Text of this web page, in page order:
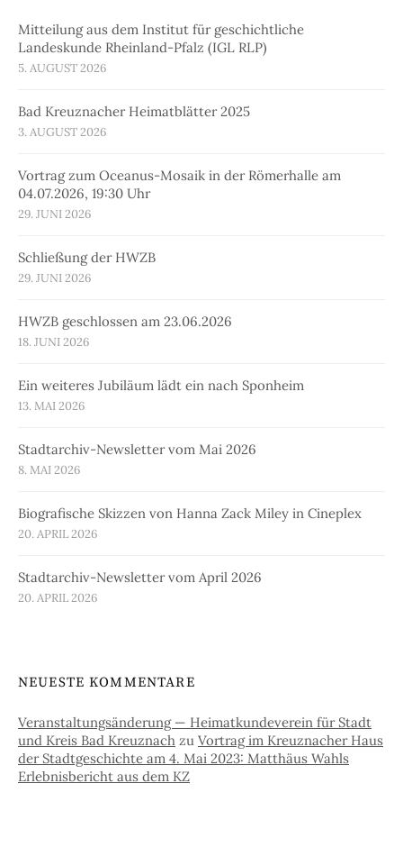
Mitteilung aus dem Institut für geschichtliche
Landeskunde Rheinland-Pfalz (IGL RLP)
5. AUGUST 2026
Bad Kreuznacher Heimatblätter 2025
3. AUGUST 2026
Vortrag zum Oceanus-Mosaik in der Römerhalle am
04.07.2026, 19:30 Uhr
29. JUNI 2026
Schließung der HWZB
29. JUNI 2026
HWZB geschlossen am 23.06.2026
18. JUNI 2026
Ein weiteres Jubiläum lädt ein nach Sponheim
13. MAI 2026
Stadtarchiv-Newsletter vom Mai 2026
8. MAI 2026
Biografische Skizzen von Hanna Zack Miley in Cineplex
20. APRIL 2026
Stadtarchiv-Newsletter vom April 2026
20. APRIL 2026
NEUESTE KOMMENTARE
Veranstaltungsänderung — Heimatkundeverein für Stadt
und Kreis Bad Kreuznach zu Vortrag im Kreuznacher Haus
der Stadtgeschichte am 4. Mai 2023: Matthäus Wahls
Erlebnisbericht aus dem KZ